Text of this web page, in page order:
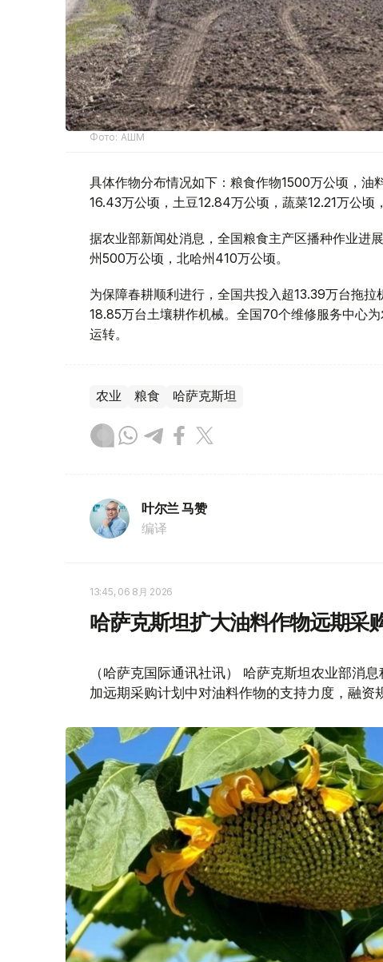
Фото: АШМ
具体作物分布情况如下：粮食作物1500万公顷，
16.43万公顷，土豆12.84万公顷，蔬菜12.21万公顷
据农业部新闻处消息，全国粮食主产区播种作业进
州500万公顷，北哈州410万公顷。
为保障春耕顺利进行，全国共投入超13.39万台拖
18.85万台土壤耕作机械。全国70个维修服务中心
运转。
农业 粮食 哈萨克斯坦
叶尔兰 马赞
编译
13:45, 06 8月 2026
哈萨克斯坦扩大油料作物远期采
（哈萨克国际通讯社讯） 哈萨克斯坦农业部消
加远期采购计划中对油料作物的支持力度，融资